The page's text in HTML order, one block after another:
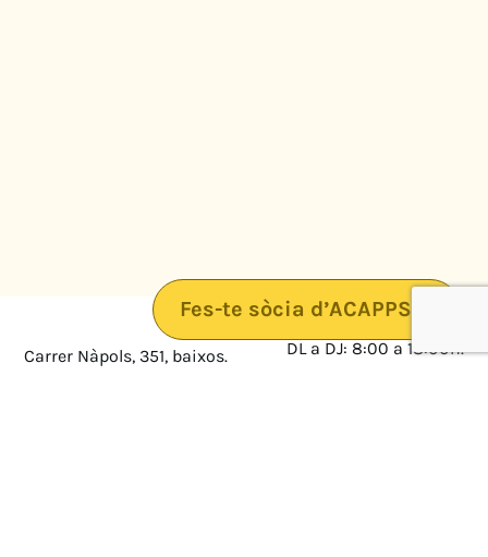
Fes-te sòcia d’ACAPPS
Carrer Nàpols, 351, baixos.
08025 · Barcelona
DL a DJ: 8:00 a 18:00h.